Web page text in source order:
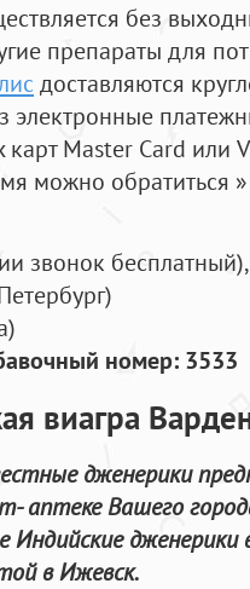
без
препараты для
доставляются
электронные
Master Card или
можно обратиться
звонок бесплатный),
номер: 3533
виагра
дженерики
аптеке Вашего
Индийские
в Ижевск.